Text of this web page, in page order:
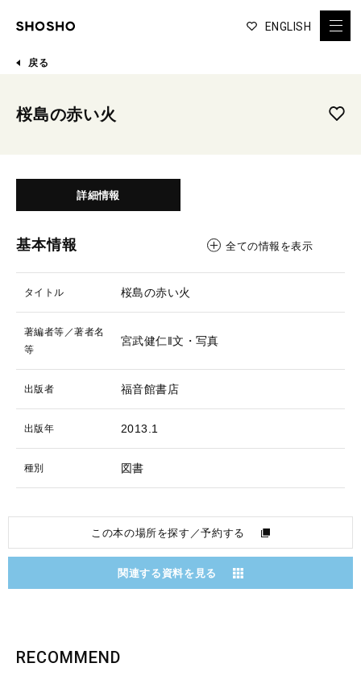
ENGLISH
戻る
桜島の赤い火
詳細情報
基本情報 全ての情報を表示
タイトル 桜島の赤い火
著編者等／著者名
等
宮武健仁‖文・写真
出版者 福音館書店
出版年 2013.1
種別 図書
この本の場所を探す／予約する
関連する資料を見る
RECOMMEND